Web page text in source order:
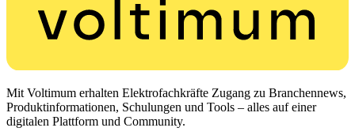
Mit Voltimum erhalten Elektrofachkräfte Zugang zu Branchennews,
Produktinformationen, Schulungen und Tools – alles auf einer
digitalen Plattform und Community.